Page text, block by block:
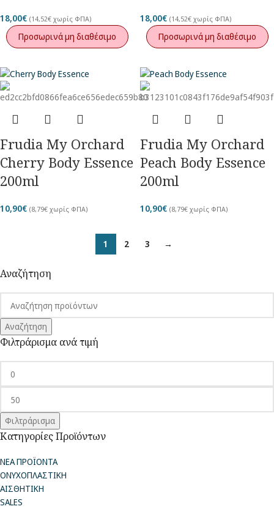
Αναζήτηση
Αναζήτηση
Φιλτράρισμα ανά τιμή
Φιλτράρισμα
Κατηγορίες Προϊόντων
ΝΕΑ ΠΡΟΪΟΝΤΑ
ΟΝΥΧΟΠΛΑΣΤΙΚΗ
ΑΙΣΘΗΤΙΚΗ
SALES
18,00€ (14,52€ χωρίς ΦΠΑ)
Προσωρινά μη διαθέσιμο
18,00€ (14,52€ χωρίς ΦΠΑ)
Προσωρινά μη διαθέσιμο
Frudia My Orchard
Cherry Body Essence
200ml
10,90€ (8,79€ χωρίς ΦΠΑ)
Frudia My Orchard
Peach Body Essence
200ml
10,90€ (8,79€ χωρίς ΦΠΑ)
1 2 3 →